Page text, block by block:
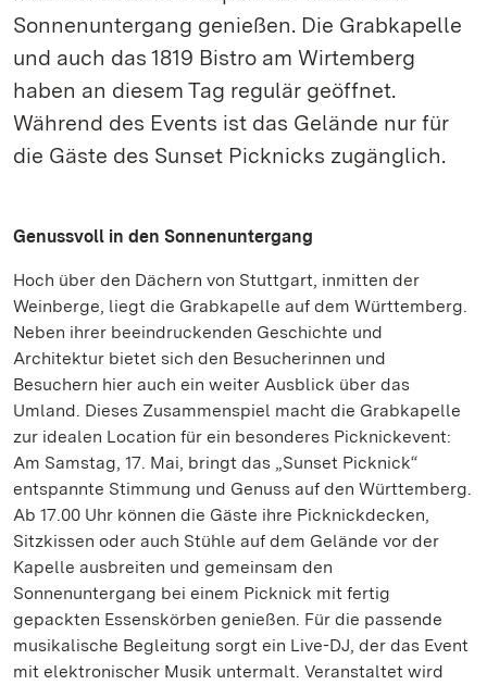
Sonnenuntergang genießen. Die Grabkapelle
und auch das 1819 Bistro am Wirtemberg
haben an diesem Tag regulär geöffnet.
Während des Events ist das Gelände nur für
die Gäste des Sunset Picknicks zugänglich.
Genussvoll in den Sonnenuntergang
Hoch über den Dächern von Stuttgart, inmitten der
Weinberge, liegt die Grabkapelle auf dem Württemberg.
Neben ihrer beeindruckenden Geschichte und
Architektur bietet sich den Besucherinnen und
Besuchern hier auch ein weiter Ausblick über das
Umland. Dieses Zusammenspiel macht die Grabkapelle
zur idealen Location für ein besonderes Picknickevent:
Am Samstag, 17. Mai, bringt das „Sunset Picknick“
entspannte Stimmung und Genuss auf den Württemberg.
Ab 17.00 Uhr können die Gäste ihre Picknickdecken,
Sitzkissen oder auch Stühle auf dem Gelände vor der
Kapelle ausbreiten und gemeinsam den
Sonnenuntergang bei einem Picknick mit fertig
gepackten Essenskörben genießen. Für die passende
musikalische Begleitung sorgt ein Live-DJ, der das Event
mit elektronischer Musik untermalt. Veranstaltet wird